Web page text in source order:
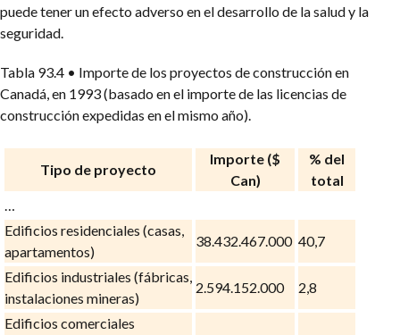
puede tener un efecto adverso en el desarrollo de la salud y la
seguridad.
Tabla 93.4 • Importe de los proyectos de construcción en
Canadá, en 1993 (basado en el importe de las licencias de
construcción expedidas en el mismo año).
Tipo de proyecto
Importe ($
Can)
% del
total
…
Edificios residenciales (casas,
apartamentos)
38.432.467.000 40,7
Edificios industriales (fábricas,
instalaciones mineras)
2.594.152.000 2,8
Edificios comerciales